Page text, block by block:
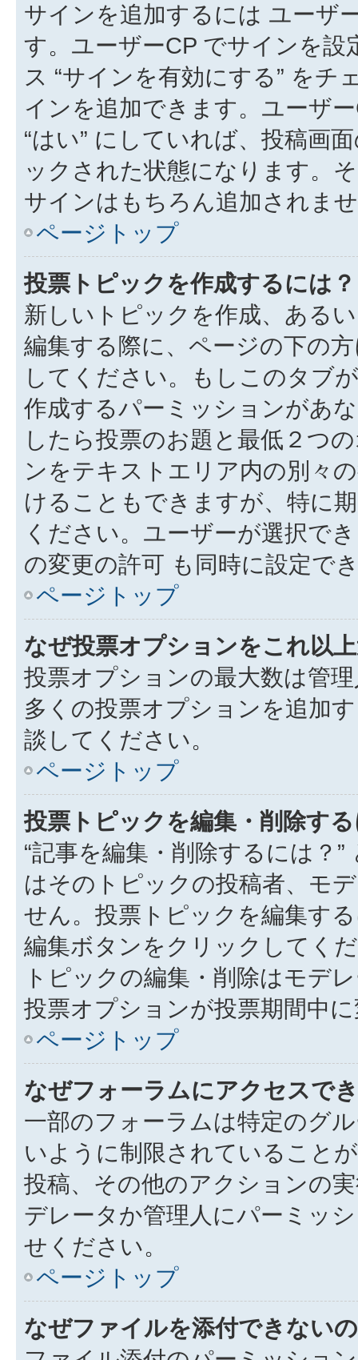
サインを追加するには ユーザ
す。ユーザーCP でサインを
ス “サインを有効にする” を
インを追加できます。ユーザ
“はい” にしていれば、投稿画
ックされた状態になります。
サインはもちろん追加されま
ページトップ
投票トピックを作成するには？
新しいトピックを作成、ある
編集する際に、ページの下の
してください。もしこのタブ
作成するパーミッションがあ
したら投票のお題と最低２つ
ンをテキストエリア内の別々
けることもできますが、特に
ください。ユーザーが選択で
の変更の許可 も同時に設定で
ページトップ
なぜ投票オプションをこれ以
投票オプションの最大数は管
多くの投票オプションを追加
談してください。
ページトップ
投票トピックを編集・削除す
“記事を編集・削除するには？
はそのトピックの投稿者、モ
せん。投票トピックを編集す
編集ボタンをクリックしてく
トピックの編集・削除はモデ
投票オプションが投票期間中
ページトップ
なぜフォーラムにアクセスで
一部のフォーラムは特定のグ
いように制限されていること
投稿、その他のアクションの
デレータか管理人にパーミッ
せください。
ページトップ
なぜファイルを添付できない